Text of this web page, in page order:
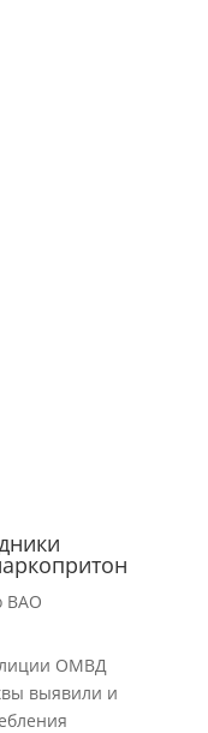
ВАО
ОМВД
выявили и